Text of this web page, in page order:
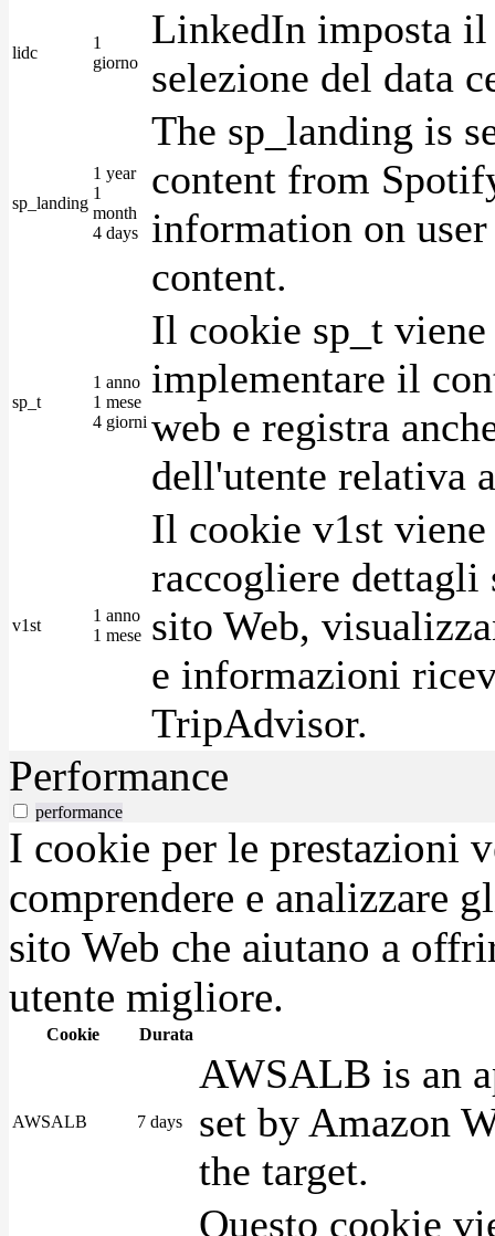
lidc
1
giorno
LinkedIn imposta
selezione del data
sp_landing
1 year
1
month
4 days
The sp_landing is
content from
information on
content.
sp_t
1 anno
1 mese
4 giorni
Il cookie sp_t
implementare il
web e registra
dell'utente relativa
v1st
1 anno
1 mese
Il cookie v1st
raccogliere
sito Web,
e informazioni
TripAdvisor.
Performance
performance
I cookie per le prestazioni
comprendere e analizzare
sito Web che aiutano a
utente migliore.
Cookie Durata
AWSALB 7 days
AWSALB is an
set by Amazon
the target.
Questo cookie